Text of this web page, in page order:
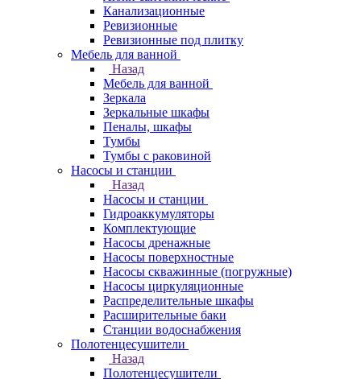
Канализационные
Ревизионные
Ревизионные под плитку
Мебель для ванной
Назад
Мебель для ванной
Зеркала
Зеркальные шкафы
Пеналы, шкафы
Тумбы
Тумбы с раковиной
Насосы и станции
Назад
Насосы и станции
Гидроаккумуляторы
Комплектующие
Насосы дренажные
Насосы поверхностные
Насосы скважинные (погружные)
Насосы циркуляционные
Распределительные шкафы
Расширительные баки
Станции водоснабжения
Полотенцесушители
Назад
Полотенцесушители